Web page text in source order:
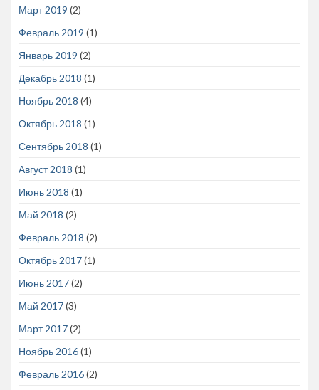
Март 2019 (2)
Февраль 2019 (1)
Январь 2019 (2)
Декабрь 2018 (1)
Ноябрь 2018 (4)
Октябрь 2018 (1)
Сентябрь 2018 (1)
Август 2018 (1)
Июнь 2018 (1)
Май 2018 (2)
Февраль 2018 (2)
Октябрь 2017(1)
Июнь 2017(2)
Май 2017(3)
Март 2017(2)
Ноябрь 2016(1)
Февраль 2016(2)